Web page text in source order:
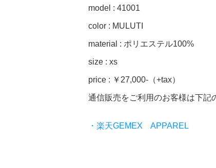
model : 41001
color : MULUTI
material : ポリエステル100%
size : xs
price : ￥27,000-（+tax）
通信販売をご利用のお客様は下記
・楽天GEMEX APPAREL